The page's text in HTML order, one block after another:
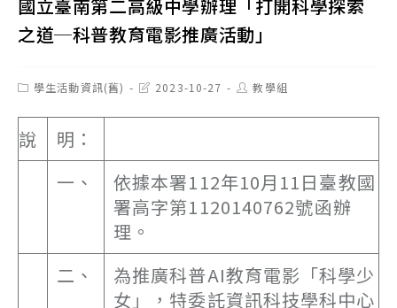
國立臺南第二高級中學辦理「打開科學探索
之道─科普教育電影推廣活動」
Post學生活動資訊(舊)
Post2023-10-27
Post教學組
說
明：
一、
依據本署112年10月11日臺教國
署高字第1120140762號函辦
理。
二、
為推廣科普AI教育電影「科學少
女」，特委託資訊科技學科中心